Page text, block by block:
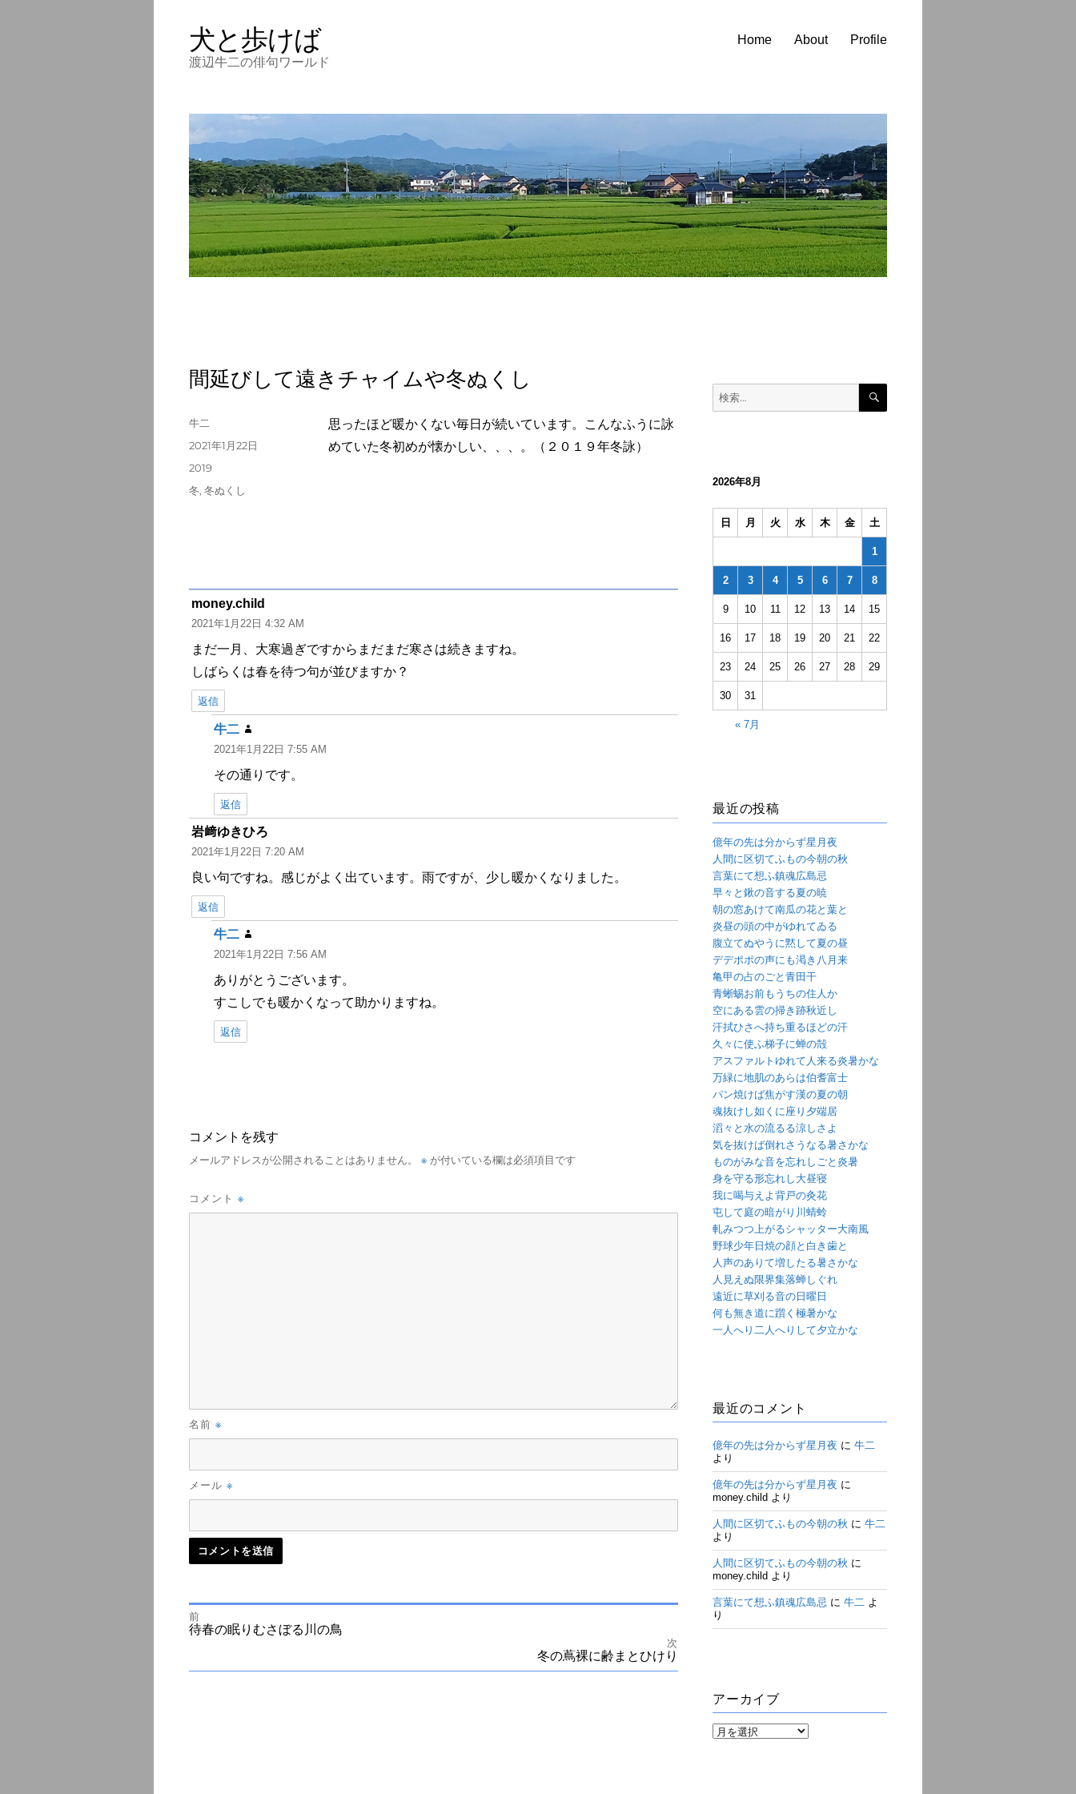
犬と歩けば
渡辺牛二の俳句ワールド
Home About Profile
間延びして遠きチャイムや冬ぬくし
思ったほど暖かくない毎日が続いています。こんなふうに詠
めていた冬初めが懐かしい、、、。（２０１９年冬詠）
投
牛二
投
2021年1月22日
カ
テ
2019
タ
冬, 冬ぬくし
money.child
り:
2021年1月22日 4:32 AM
まだ一月、大寒過ぎですからまだまだ寒さは続きますね。
しばらくは春を待つ句が並びますか？
返信
牛二
り:
2021年1月22日 7:55 AM
その通りです。
返信
岩﨑ゆきひろ
り:
2021年1月22日 7:20 AM
良い句ですね。感じがよく出ています。雨ですが、少し暖かくなりました。
返信
牛二
り:
2021年1月22日 7:56 AM
ありがとうございます。
すこしでも暖かくなって助かりますね。
返信
コメントを残す
メールアドレスが公開されることはありません。 ※が付いている欄は必須項目です
コメント ※
名前 ※
メール ※
投
前
前
の
待春の眠りむさぼる川の鳥
次
冬の蔦裸に齢まとひけり
検
検
2026年8月
日 月 火 水 木 金 土
1
2 3 4 5 6 7 8
9 10 11 12 13 14 15
16 17 18 19 20 21 22
23 24 25 26 27 28 29
30 31
« 7月
最近の投稿
億年の先は分からず星月夜
人間に区切てふもの今朝の秋
言葉にて想ふ鎮魂広島忌
早々と鍬の音する夏の暁
朝の窓あけて南瓜の花と葉と
炎昼の頭の中がゆれてゐる
腹立てぬやうに黙して夏の昼
デデポポの声にも渇き八月来
亀甲の占のごと青田干
青蜥蜴お前もうちの住人か
空にある雲の掃き跡秋近し
汗拭ひさへ持ち重るほどの汗
久々に使ふ梯子に蝉の殻
アスファルトゆれて人来る炎暑かな
万緑に地肌のあらは伯耆富士
パン焼けば焦がす漢の夏の朝
魂抜けし如くに座り夕端居
滔々と水の流るる涼しさよ
気を抜けば倒れさうなる暑さかな
ものがみな音を忘れしごと炎暑
身を守る形忘れし大昼寝
我に喝与えよ背戸の灸花
屯して庭の暗がり川蜻蛉
軋みつつ上がるシャッター大南風
野球少年日焼の顔と白き歯と
人声のありて増したる暑さかな
人見えぬ限界集落蝉しぐれ
遠近に草刈る音の日曜日
何も無き道に躓く極暑かな
一人へり二人へりして夕立かな
最近のコメント
億年の先は分からず星月夜 に牛二
より
億年の先は分からず星月夜 に
money.child より
人間に区切てふもの今朝の秋 に牛二
より
人間に区切てふもの今朝の秋 に
money.child より
言葉にて想ふ鎮魂広島忌 に牛二 よ
り
アーカイブ
ア